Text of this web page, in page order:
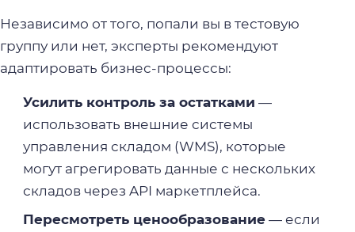
Независимо от того, попали вы в тестовую
группу или нет, эксперты рекомендуют
адаптировать бизнес-процессы:
Усилить контроль за остатками —
использовать внешние системы
управления складом (WMS), которые
могут агрегировать данные с нескольких
складов через API маркетплейса.
Пересмотреть ценообразование— если